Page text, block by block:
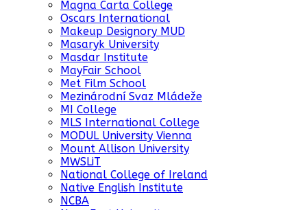
Magna Carta College
Oscars International
Makeup Designory MUD
Masaryk University
Masdar Institute
MayFair School
Met Film School
Mezinárodní Svaz Mládeže
MI College
MLS International College
MODUL University Vienna
Mount Allison University
MWSLiT
National College of Ireland
Native English Institute
NCBA